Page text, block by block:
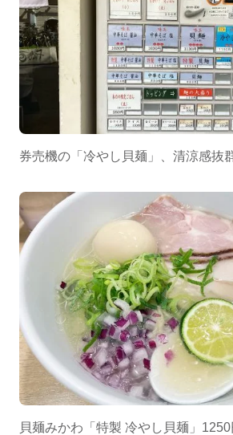
券売機の「冷やし貝麺」、清涼感抜
貝麺みかわ「特製 冷やし貝麺」1250